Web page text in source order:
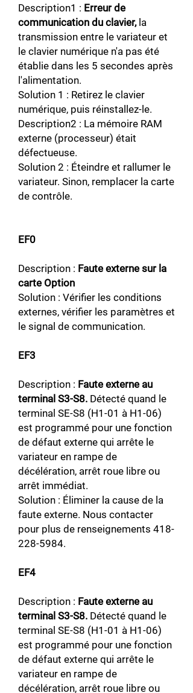
Description1 : Erreur de
communication du clavier, la
transmission entre le variateur et
le clavier numérique n'a pas été
établie dans les 5 secondes après
l'alimentation.
Solution 1 : Retirez le clavier
numérique, puis réinstallez-le.
Description2 : La mémoire RAM
externe (processeur) était
défectueuse.
Solution 2 : Éteindre et rallumer le
variateur. Sinon, remplacer la carte
de contrôle.
EF0
Description : Faute externe sur la
carte Option
Solution : Vérifier les conditions
externes, vérifier les paramètres et
le signal de communication.
EF3
Description : Faute externe au
terminal S3-S8. Détecté quand le
terminal SE-S8 (H1-01 à H1-06)
est programmé pour une fonction
de défaut externe qui arrête le
variateur en rampe de
décélération, arrêt roue libre ou
arrêt immédiat.
Solution : Éliminer la cause de la
faute externe. Nous contacter
pour plus de renseignements 418-
228-5984.
EF4
Description : Faute externe au
terminal S3-S8. Détecté quand le
terminal SE-S8 (H1-01 à H1-06)
est programmé pour une fonction
de défaut externe qui arrête le
variateur en rampe de
décélération, arrêt roue libre ou